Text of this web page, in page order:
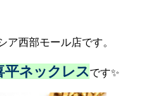
ア西部モール店です。
平ネックレスです✨